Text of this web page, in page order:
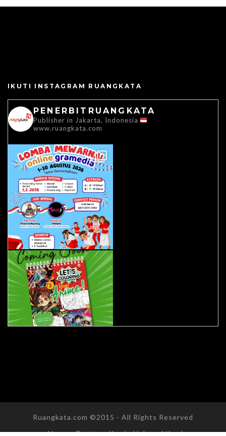
IKUTI INSTAGRAM RUANGKATA
PENERBITRUANGKATA
Publisher in Jakarta, Indonesia
www.ruangkata.com
Ruangkata.com ©2015 - All Rights Reserved
Home
Tentang Kami Hubungi Kami